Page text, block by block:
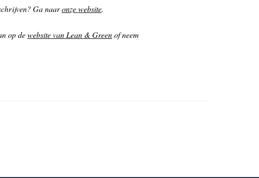
Ga naaronze website.
op dewebsite van Lean & Greenof neem